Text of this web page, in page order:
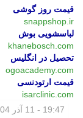
قیمت روز گوشی
snappshop.ir
لباسشویی بوش
khanebosch.com
تحصیل در انگلیس
ogoacademy.com
قیمت ارتودنسی
isarclinic.com
19:47 - 11 آذر 1404